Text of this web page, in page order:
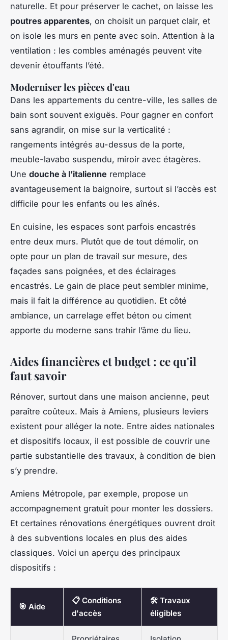
naturelle. Et pour préserver le cachet, on laisse les
poutres apparentes, on choisit un parquet clair, et
on isole les murs en pente avec soin. Attention à la
ventilation : les combles aménagés peuvent vite
devenir étouffants l’été.
Moderniser les pièces d'eau
Dans les appartements du centre-ville, les salles de
bain sont souvent exiguës. Pour gagner en confort
sans agrandir, on mise sur la verticalité :
rangements intégrés au-dessus de la porte,
meuble-lavabo suspendu, miroir avec étagères.
Une douche à l’italienne remplace
avantageusement la baignoire, surtout si l’accès est
difficile pour les enfants ou les aînés.
En cuisine, les espaces sont parfois encastrés
entre deux murs. Plutôt que de tout démolir, on
opte pour un plan de travail sur mesure, des
façades sans poignées, et des éclairages
encastrés. Le gain de place peut sembler minime,
mais il fait la différence au quotidien. Et côté
ambiance, un carrelage effet béton ou ciment
apporte du moderne sans trahir l’âme du lieu.
Aides financières et budget : ce qu'il
faut savoir
Rénover, surtout dans une maison ancienne, peut
paraître coûteux. Mais à Amiens, plusieurs leviers
existent pour alléger la note. Entre aides nationales
et dispositifs locaux, il est possible de couvrir une
partie substantielle des travaux, à condition de bien
s’y prendre.
Amiens Métropole, par exemple, propose un
accompagnement gratuit pour monter les dossiers.
Et certaines rénovations énergétiques ouvrent droit
à des subventions locales en plus des aides
classiques. Voici un aperçu des principaux
dispositifs :
🎯 Aide
📋 Conditions
d'accès
🛠️ Travaux
éligibles